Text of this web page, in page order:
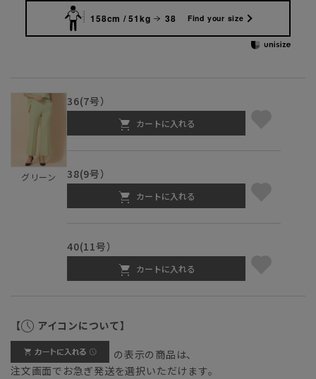
158cm / 51kg 38 Find your size
グリーン
36(7号）
カートに入れる
38(9号）
カートに入れる
40(11号）
カートに入れる
【 アイコンについて】
の表示の商品は、
注文画面でお急ぎ発送を選択いただけます。